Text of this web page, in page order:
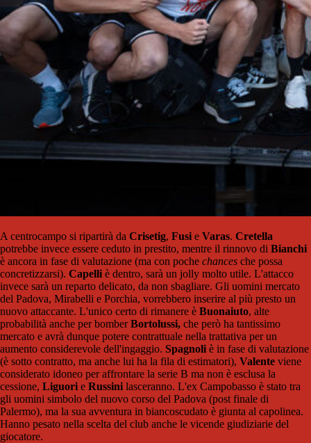
A centrocampo si ripartirà da Crisetig, Fusi e Varas. Cretella
potrebbe invece essere ceduto in prestito, mentre il rinnovo di Bianchi
è ancora in fase di valutazione (ma con poche chances che possa
concretizzarsi). Capelli è dentro, sarà un jolly molto utile. L'attacco
invece sarà un reparto delicato, da non sbagliare. Gli uomini mercato
del Padova, Mirabelli e Porchia, vorrebbero inserire al più presto un
nuovo attaccante. L'unico certo di rimanere è Buonaiuto, alte
probabilità anche per bomberBortolussi, che però ha tantissimo
mercato e avrà dunque potere contrattuale nella trattativa per un
aumento considerevole dell'ingaggio. Spagnoli è in fase di valutazione
(è sotto contratto, ma anche lui ha la fila di estimatori), Valente viene
considerato idoneo per affrontare la serie B ma non è esclusa la
cessione, Liguori e Russini lasceranno. L'ex Campobasso è stato tra
gli uomini simbolo del nuovo corso del Padova (post finale di
Palermo), ma la sua avventura in biancoscudato è giunta al capolinea.
Hanno pesato nella scelta del club anche le vicende giudiziarie del
giocatore.